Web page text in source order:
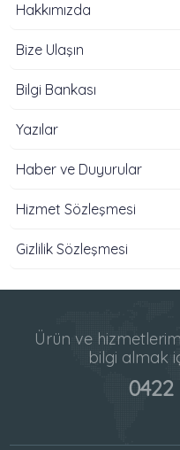
Hakkımızda
Bize Ulaşın
Bilgi Bankası
Yazılar
Haber ve Duyurular
Hizmet Sözleşmesi
Gizlilik Sözleşmesi
Ürün ve
bilgi almak
0422